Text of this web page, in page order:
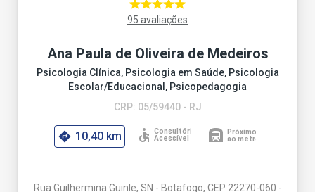
95 avaliações
Ana Paula de Oliveira de Medeiros
Psicologia Clínica, Psicologia em Saúde, Psicologia
Escolar/Educacional, Psicopedagogia
CRP: 05/59440 - RJ
10,40 km
Rua Guilhermina Guinle, SN - Botafogo, CEP 22270-060 -